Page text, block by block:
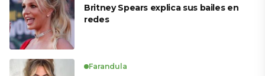
Britney Spears explica sus bailes en
redes
Farandula